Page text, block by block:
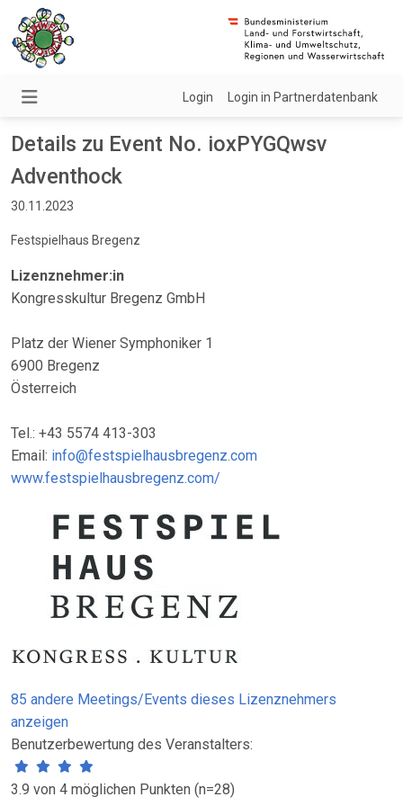
Login Login in Partnerdatenbank
Details zu Event No. ioxPYGQwsv
Adventhock
30.11.2023
Festspielhaus Bregenz
Lizenznehmer:in
Kongresskultur Bregenz GmbH
Platz der Wiener Symphoniker 1
6900 Bregenz
Österreich
Tel.: +43 5574 413-303
Email: info@festspielhausbregenz.com
www.festspielhausbregenz.com/
85 andere Meetings/Events dieses Lizenznehmers
anzeigen
Benutzerbewertung des Veranstalters:
3.9 von 4 möglichen Punkten (n=28)